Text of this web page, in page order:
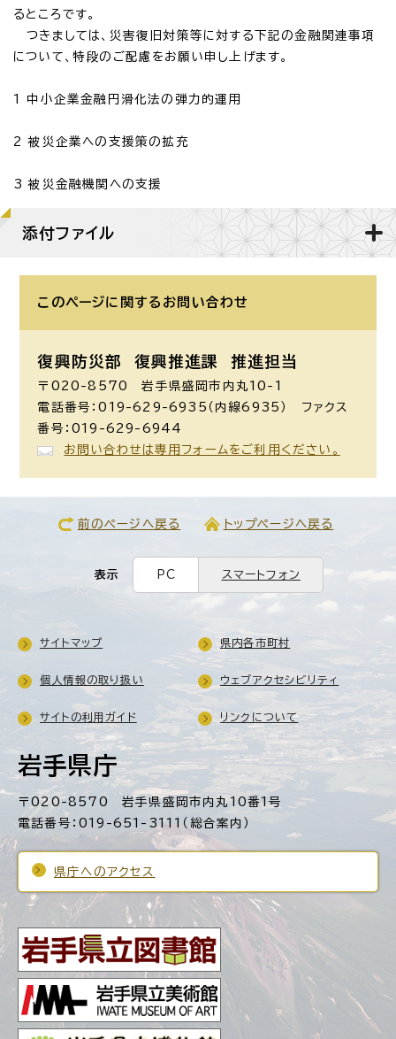
るところです。
つきましては、災害復旧対策等に対する下記の金融関連事項
について、特段のご配慮をお願い申し上げます。
1 中小企業金融円滑化法の弾力的運用
2 被災企業への支援策の拡充
3 被災金融機関への支援
添付ファイル
このページに関する お問い合わせ
復興防災部 復興推進課 推進担当
〒020-8570 岩手県盛岡市内丸10-1
電話番号：019-629-6935（内線6935） ファクス
番号：019-629-6944
お問い合わせは専用フォームをご利用ください。
前のページへ戻る トップページへ戻る
表示 PC スマートフォン
岩手県庁
〒020-8570 岩手県盛岡市内丸10番1号
電話番号：019-651-3111（総合案内）
県庁へのアクセス
サイトマップ 県内各市町村
個人情報の取り扱い ウェブアクセシビリティ
サイトの利用ガイド リンクについて